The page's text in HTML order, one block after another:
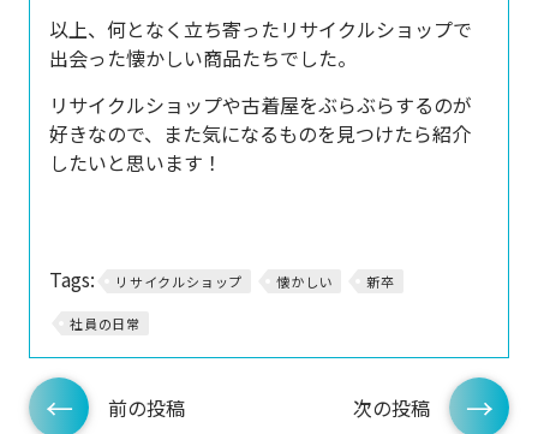
以上、何となく立ち寄ったリサイクルショップで
出会った懐かしい商品たちでした。
リサイクルショップや古着屋をぶらぶらするのが
好きなので、また気になるものを見つけたら紹介
したいと思います！
Tags: リサイクルショップ 懐かしい 新卒
社員の日常
前の投稿 次の投稿